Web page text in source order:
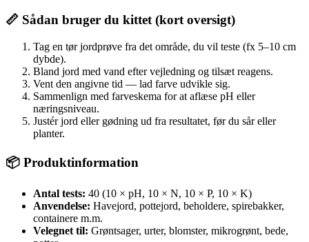
📏 Sådan bruger du kittet (kort oversigt)
Tag en tør jordprøve fra det område, du vil teste (fx 5–10 cm
dybde).
Bland jord med vand efter vejledning og tilsæt reagens.
Vent den angivne tid — lad farve udvikle sig.
Sammenlign med farveskema for at aflæse pH eller
næringsniveau.
Justér jord eller gødning ud fra resultatet, før du sår eller
planter.
📦 Produktinformation
Antal tests: 40 (10 × pH, 10 × N, 10 × P, 10 × K)
Anvendelse: Havejord, pottejord, beholdere, spirebakker,
containere m.m.
Velegnet til: Grøntsager, urter, blomster, mikrogrønt, bede,